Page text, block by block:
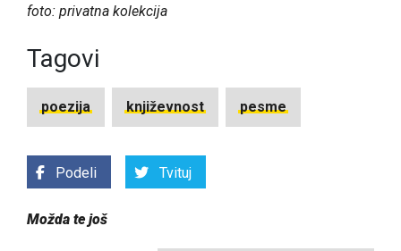
foto: privatna kolekcija
Tagovi
poezija književnost pesme
Podeli Tvituj
Možda te još